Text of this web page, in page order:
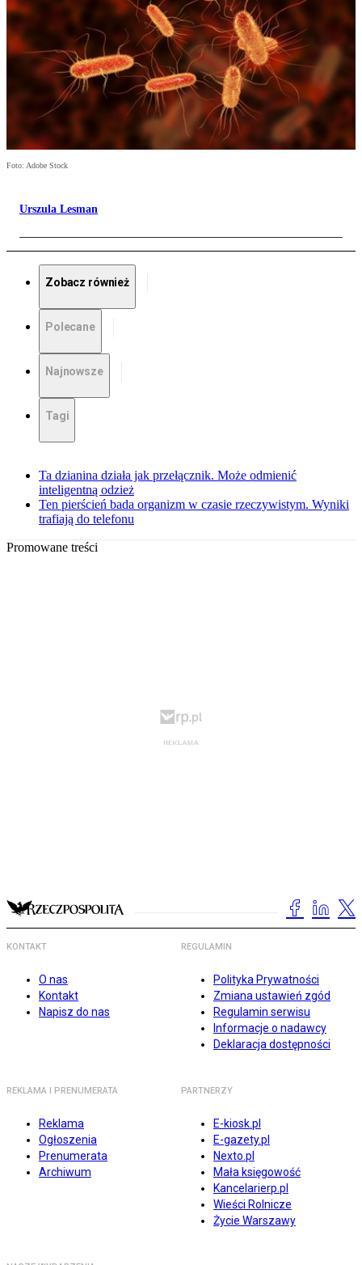
Foto: Adobe Stock
Urszula Lesman
Zobacz również
Polecane
Najnowsze
Tagi
Ta dzianina działa jak przełącznik. Może odmienić
inteligentną odzież
Ten pierścień bada organizm w czasie rzeczywistym. Wyniki
trafiają do telefonu
Promowane treści
KONTAKT
O nas
Kontakt
Napisz do nas
REGULAMIN
Polityka Prywatności
Zmiana ustawień zgód
Regulamin serwisu
Informacje o nadawcy
Deklaracja dostępności
REKLAMA I PRENUMERATA
Reklama
Ogłoszenia
Prenumerata
Archiwum
PARTNERZY
E-kiosk.pl
E-gazety.pl
Nexto.pl
Mała księgowość
Kancelarierp.pl
Wieści Rolnicze
Życie Warszawy